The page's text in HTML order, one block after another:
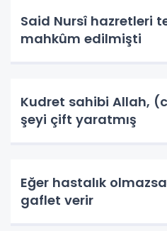
Said Nursî hazretleri
mahkûm edilmişti
Kudret sahibi Allah,
şeyi çift yaratmış
Eğer hastalık
gaflet verir